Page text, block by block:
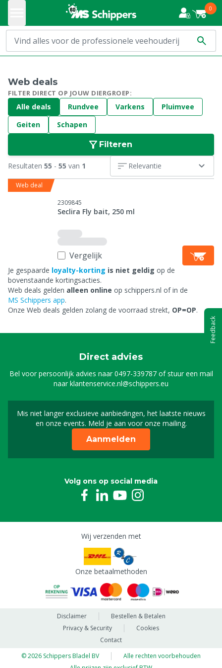
0
Web deals
FILTER DIRECT OP JOUW DIERGROEP:
Alle deals Rundvee Varkens
Pluimvee
Geiten
Schapen
Filteren
Resultaten 55 - 55 van 1 Relevantie
Web deal
2309845
Seclira Fly bait, 250 ml
Vergelijk
Je gespaarde loyalty-korting is niet geldig op de
bovenstaande kortingsacties.
Web deals gelden alleen online op schippers.nl of in de
MS Schippers app.
Onze Web deals gelden zolang de voorraad strekt, OP=OP.
Direct advies
Bel voor persoonlijk advies naar0497-339787of stuur een mail
naarklantenservice.nl@schippers.eu
Mis niet langer exclusieve aanbiedingen, het laatste nieuws
en onze events. Meld je aan voor onze mailing.
Schrijf je in voor onze
Aanmelden
Volg ons op social media
Wij verzenden met
Onze betaalmethoden
Disclaimer
Bestellen & Betalen
Privacy & Security
Cookies
Contact
© 2026 Schippers Bladel BV
Alle rechten voorbehouden
Feedback